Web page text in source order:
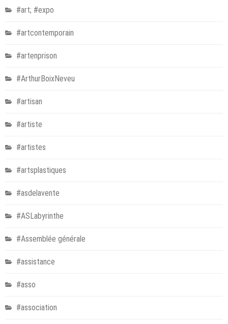
#art; #expo
#artcontemporain
#artenprison
#ArthurBoixNeveu
#artisan
#artiste
#artistes
#artsplastiques
#asdelavente
#ASLabyrinthe
#Assemblée générale
#assistance
#asso
#association